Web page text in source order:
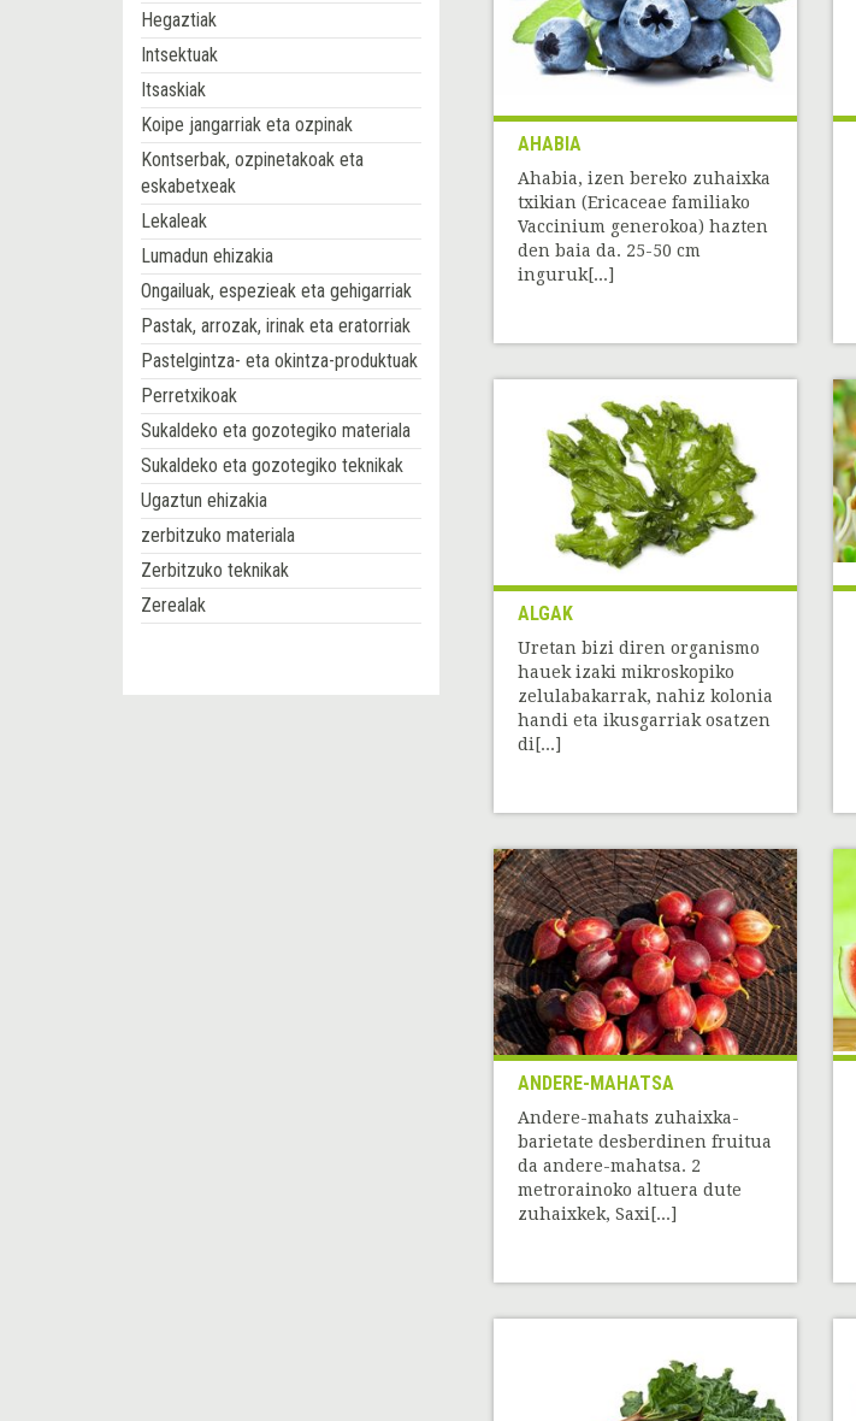
Hegaztiak
Intsektuak
Itsaskiak
Koipe jangarriak eta ozpinak
Kontserbak, ozpinetakoak eta
eskabetxeak
Lekaleak
Lumadun ehizakia
Ongailuak, espezieak eta gehigarriak
Pastak, arrozak, irinak eta eratorriak
Pastelgintza- eta okintza-produktuak
Perretxikoak
Sukaldeko eta gozotegiko materiala
Sukaldeko eta gozotegiko teknikak
Ugaztun ehizakia
zerbitzuko materiala
Zerbitzuko teknikak
Zerealak
AHABIA
Ahabia, izen bereko zuhaixka
txikian (Ericaceae familiako
Vaccinium generokoa) hazten
den baia da. 25-50 cm
inguruk[...]
ALGAK
Uretan bizi diren organismo
hauek izaki mikroskopiko
zelulabakarrak, nahiz kolonia
handi eta ikusgarriak osatzen
di[...]
ANDERE-MAHATSA
Andere-mahats zuhaixka-
barietate desberdinen fruitua
da andere-mahatsa. 2
metrorainoko altuera dute
zuhaixkek, Saxi[...]